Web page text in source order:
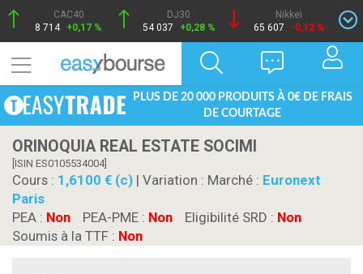
CAC40
8 714 +0,17 %
DJ30
54 037
+0,28 %
Nikkei
65 607
-0,12 %
PLUS DE 20 000 PRODUITS À 0€ DE FRAIS
DE COURTAGE
ORINOQUIA REAL ESTATE SOCIMI
[ISIN ES0105534004]
Cours : 1,6100 € (c) | Variation : Marché : Euronext
Paris
PEA : Non PEA-PME : Non Eligibilité SRD : Non
Soumis à la TTF : Non